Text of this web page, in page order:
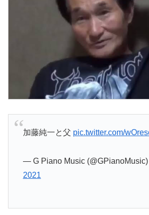
加藤純一と父 pic.twitter.com/
— G Piano Music (@GPianoMusic)
2021